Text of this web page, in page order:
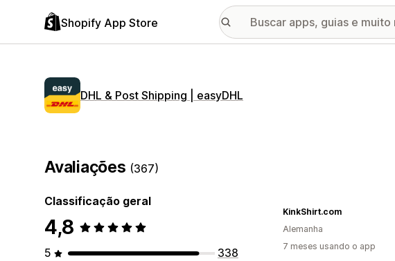
Shopify App Store
DHL & Post Shipping | easyDHL
Avaliações (367)
Classificação geral
4,8
5
338
KinkShirt.com
Alemanha
7 meses usando o app